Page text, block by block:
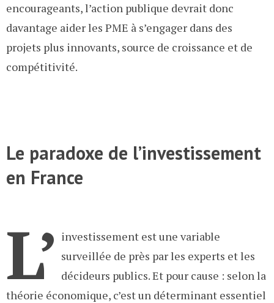
encourageants, l’action publique devrait donc
davantage aider les PME à s’engager dans des
projets plus innovants, source de croissance et de
compétitivité.
Le paradoxe de l’investissement
en France
L’ investissement est une variable
surveillée de près par les experts et les
décideurs publics. Et pour cause : selon la
théorie économique, c’est un déterminant essentiel